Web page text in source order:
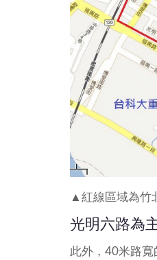
▲紅線區域為竹
光明六路為
此外，40米路